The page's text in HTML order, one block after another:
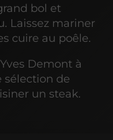
bol et
Laissez mariner
cuire au poêle.
Demont à
sélection de
un steak.